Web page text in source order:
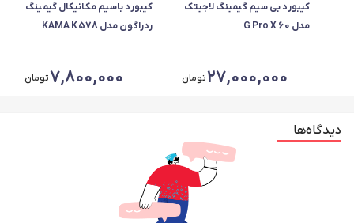
کیبورد بی سیم گیمینگ لاجیتک
مدل G Pro X 60
27,000,000تومان
کیبورد باسیم مکانیکال گیمینگ
ردراگون مدل KAMA K578
7,800,000تومان
دیدگاه‌ها